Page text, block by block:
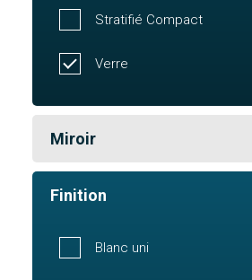
Stratifié Compact
Verre
Miroir
Finition
Blanc uni